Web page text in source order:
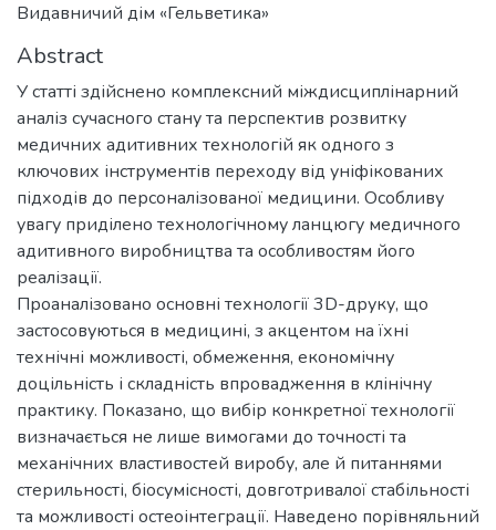
Видавничий дім «Гельветика»
Abstract
У статті здійснено комплексний міждисциплінарний
аналіз сучасного стану та перспектив розвитку
медичних адитивних технологій як одного з
ключових інструментів переходу від уніфікованих
підходів до персоналізованої медицини. Особливу
увагу приділено технологічному ланцюгу медичного
адитивного виробництва та особливостям його
реалізації.
Проаналізовано основні технології 3D-друку, що
застосовуються в медицині, з акцентом на їхні
технічні можливості, обмеження, економічну
доцільність і складність впровадження в клінічну
практику. Показано, що вибір конкретної технології
визначається не лише вимогами до точності та
механічних властивостей виробу, але й питаннями
стерильності, біосумісності, довготривалої стабільності
та можливості остеоінтеграції. Наведено порівняльний